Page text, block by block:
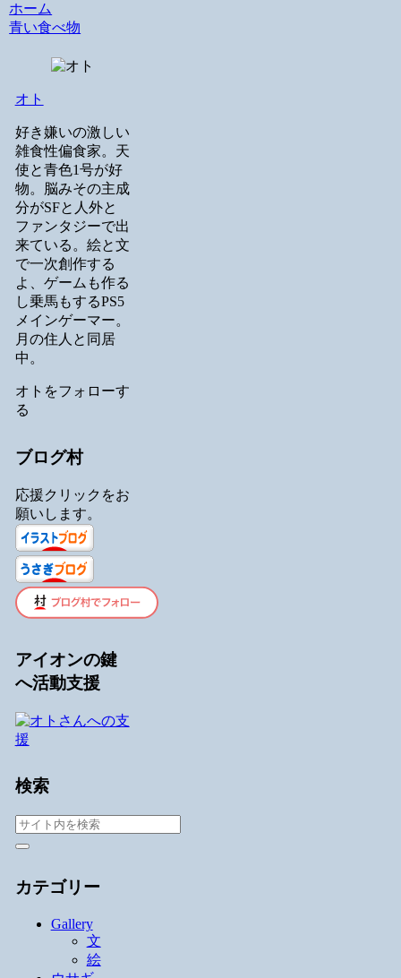
ホーム
青い食べ物
オト
好き嫌いの激しい
雑食性偏食家。天
使と青色1号が好
物。脳みその主成
分がSFと人外と
ファンタジーで出
来ている。絵と文
で一次創作する
よ、ゲームも作る
し乗馬もするPS5
メインゲーマー。
月の住人と同居
中。
オトをフォローす
る
ブログ村
応援クリックをお
願いします。
アイオンの鍵
へ活動支援
検索
カテゴリー
Gallery
文
絵